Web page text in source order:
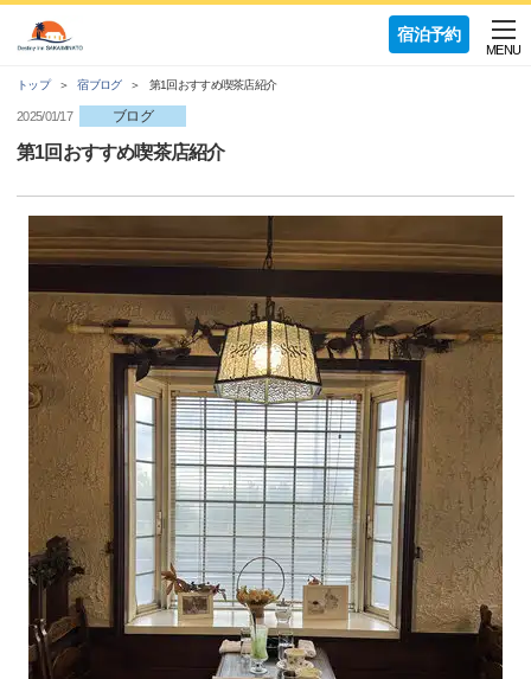
宿泊予約
MENU
トップ 宿ブログ 第1回おすすめ喫茶店紹介
2025/01/17 ブログ
第1回おすすめ喫茶店紹介